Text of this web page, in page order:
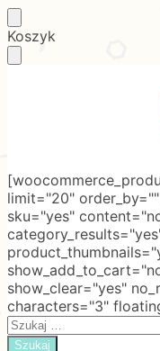
Skip
to
Skip
to
Koszyk
limit="20"
sku="yes"
show_clear="yes"
characters="3"
Search
for: